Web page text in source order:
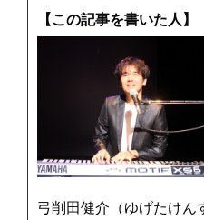
【この記事を書いた人】
弓削田健介（ゆげたけん